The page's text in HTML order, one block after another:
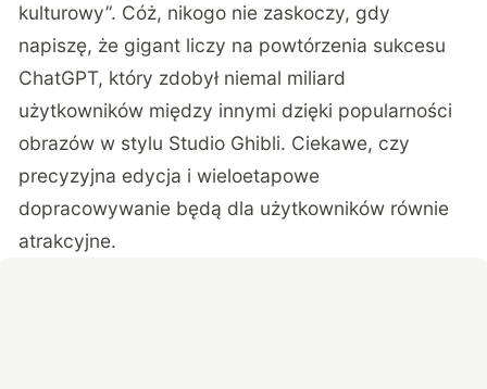
kulturowy”. Cóż, nikogo nie zaskoczy, gdy
napiszę, że gigant liczy na powtórzenia sukcesu
ChatGPT, który zdobył niemal miliard
użytkowników między innymi dzięki popularności
obrazów w stylu Studio Ghibli. Ciekawe, czy
precyzyjna edycja i wieloetapowe
dopracowywanie będą dla użytkowników równie
atrakcyjne.